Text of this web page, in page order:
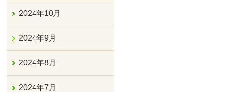
2024年10月
2024年9月
2024年8月
2024年7月